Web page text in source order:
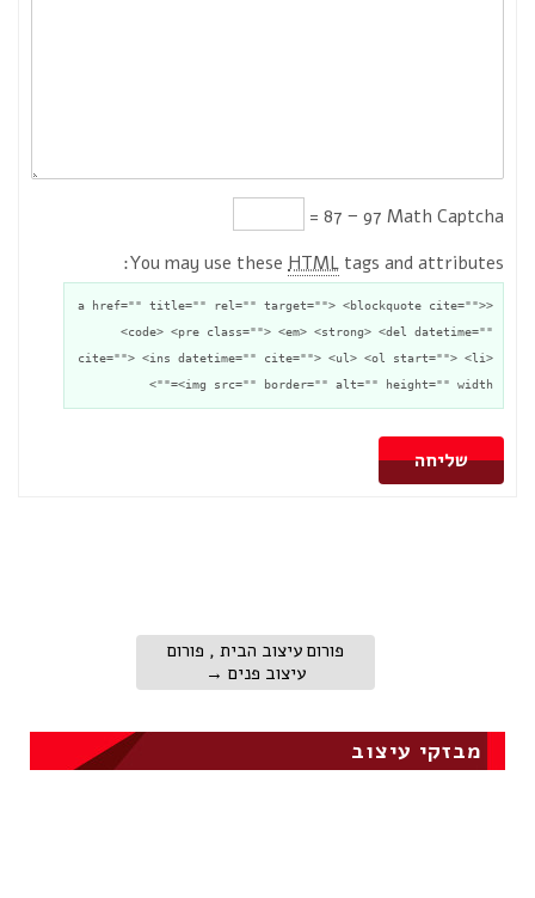
Math Captcha
97 − 87 =
You may use these HTML tags and attributes:
<a href="" title="" rel="" target=""> <blockquote cite="">
<code> <pre class=""> <em> <strong> <del datetime=""
cite=""> <ins datetime="" cite=""> <ul> <ol start=""> <li>
<img src="" border="" alt="" height="" width="">
שליחה
פורום עיצוב הבית , פורום
עיצוב פנים →
מבזקי עיצוב